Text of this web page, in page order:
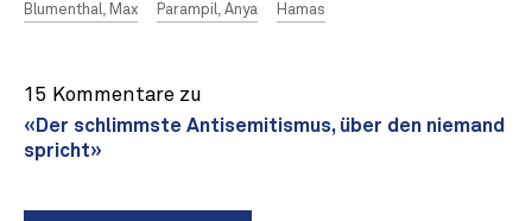
Blumenthal, Max
Parampil, Anya Hamas
15 Kommentare zu
«Der schlimmste Antisemitismus, über den niemand
spricht»